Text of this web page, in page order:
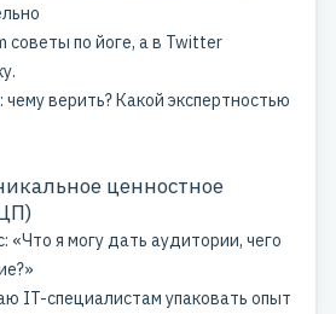
советы по йоге, а в Twitter
верить? Какой экспертностью
ценностное
«Что я могу дать аудитории, чего
IT-специалистам упаковать опыт